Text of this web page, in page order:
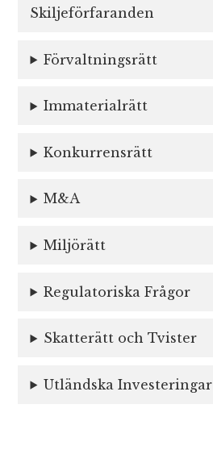
Skiljeförfaranden
Förvaltningsrätt
Immaterialrätt
Konkurrensrätt
M&A
Miljörätt
Regulatoriska Frågor
Skatterätt och Tvister
Utländska Investeringar